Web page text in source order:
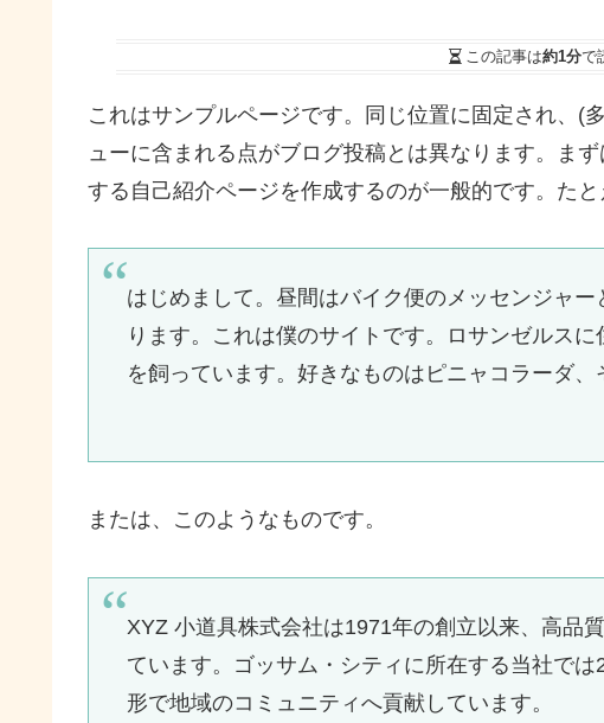
この記事は約1分で
これはサンプルページです。同じ位置に固定され、(
ューに含まれる点がブログ投稿とは異なります。ま
する自己紹介ページを作成するのが一般的です。たと
はじめまして。昼間はバイク便のメッセンジャ
ります。これは僕のサイトです。ロサンゼルス
を飼っています。好きなものはピニャコラーダ、
または、このようなものです。
XYZ 小道具株式会社は1971年の創立以来、高品
ています。ゴッサム・シティに所在する当社で
形で地域のコミュニティへ貢献しています。